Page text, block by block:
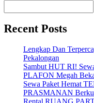
Recent Posts
Lengkap Dan
Pekalongan
Sambut HUT RI!
PLAFON Megah
Sewa Paket Hemat
PRASMANAN